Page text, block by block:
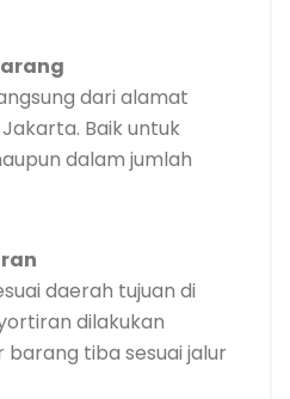
dari alamat
Baik untuk
dalam jumlah
daerah tujuan di
dilakukan
tiba sesuai jalur